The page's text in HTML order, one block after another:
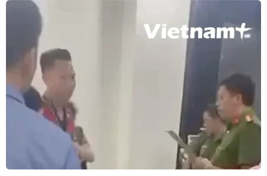
Cảnh sát Pakistan ngừng bao vây dinh thự
của cựu Thủ tướng Imran Khan
15/03/2023 13:27
Cảnh sát và lực lượng kiểm lâm bán quân sự đã rút lui
sau khi bỏ một loạt rào chắn và trạm kiểm soát xung
quanh dinh thự của ông Imran Khan ở ngoại ô Zaman
Park sang trọng của thành phố Lahore.